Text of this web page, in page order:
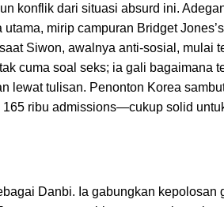
konflik dari situasi absurd ini.
mirip campuran Bridget
Siwon, awalnya anti-sosial, mulai
cuma soal seks; ia gali bagaimana
lewat tulisan. Penonton Korea
ribu admissions—cukup solid
Danbi. Ia gabungkan kepolosan